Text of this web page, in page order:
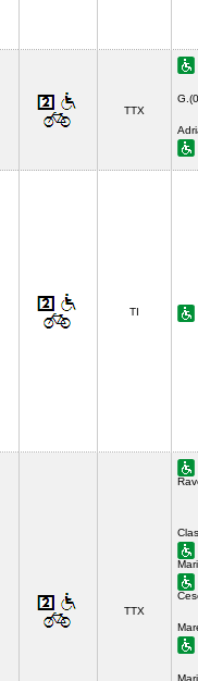
TTX
TI
TTX